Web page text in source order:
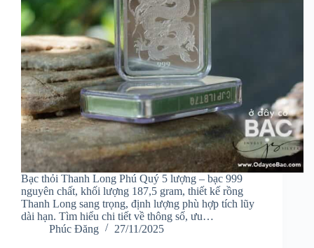
Bạc thỏi Thanh Long Phú Quý 5 lượng – bạc 999
nguyên chất, khối lượng 187,5 gram, thiết kế rồng
Thanh Long sang trọng, định lượng phù hợp tích lũy
dài hạn. Tìm hiểu chi tiết về thông số, ưu…
Phúc Đăng
27/11/2025